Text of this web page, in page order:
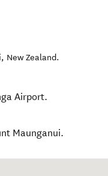
, New Zealand.
Airport.
Maunganui.